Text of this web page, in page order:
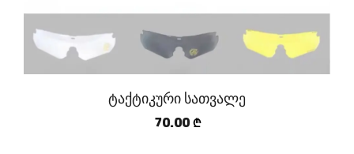
ტაქტიკური სათვალე
70.00 ₾